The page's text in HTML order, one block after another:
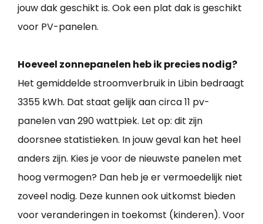
jouw dak geschikt is. Ook een plat dak is geschikt
voor PV-panelen.
Hoeveel zonnepanelen heb ik precies nodig?
Het gemiddelde stroomverbruik in Libin bedraagt
3355 kWh. Dat staat gelijk aan circa 11 pv-
panelen van 290 wattpiek. Let op: dit zijn
doorsnee statistieken. In jouw geval kan het heel
anders zijn. Kies je voor de nieuwste panelen met
hoog vermogen? Dan heb je er vermoedelijk niet
zoveel nodig. Deze kunnen ook uitkomst bieden
voor veranderingen in toekomst (kinderen). Voor